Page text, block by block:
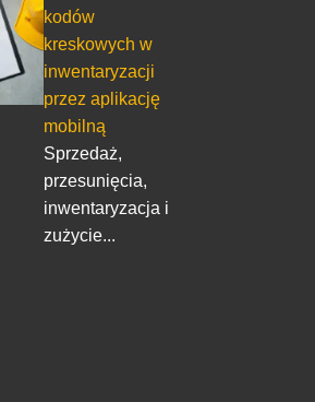
kodów
kreskowych w
inwentaryzacji
przez aplikację
mobilną
Sprzedaż,
przesunięcia,
inwentaryzacja i
zużycie...